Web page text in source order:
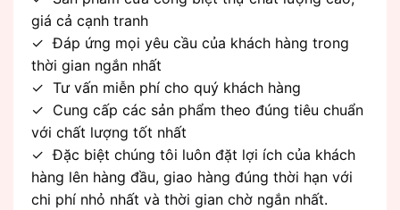
giá cả cạnh tranh
✓ Đáp ứng mọi yêu cầu của khách hàng trong
thời gian ngắn nhất
✓ Tư vấn miễn phí cho quý khách hàng
✓ Cung cấp các sản phẩm theo đúng tiêu chuẩn
với chất lượng tốt nhất
✓ Đặc biệt chúng tôi luôn đặt lợi ích của khách
hàng lên hàng đầu, giao hàng đúng thời hạn với
chi phí nhỏ nhất và thời gian chờ ngắn nhất.